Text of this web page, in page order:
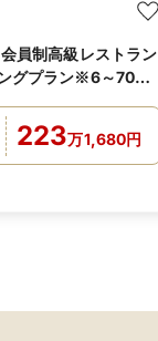
員制高級レストラン
グプラン※6～70名
223万1,680円